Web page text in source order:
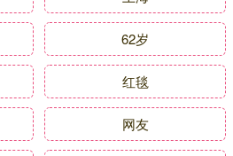
62岁
红毯
网友